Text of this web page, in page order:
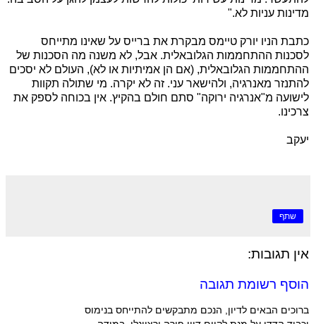
מדינות עניות לא."
כתבת הניו יורק טיימס מבקרת את ברייס על שאינו מתייחס
לסכנות ההתחממות הגלובאלית. אבל, לא משנה מה הסכנות של
ההתחממות הגלובאלית, (אם הן אמיתיות או לא), העולם לא יסכים
להתנזר מאנרגיה, ולהישאר עני. זה לא יקרה. מי שתולה תקוות
לישועה מ"אנרגיה ירוקה" סתם חולם בהקיץ. אין בכוחה לספק את
צרכינו.
יעקב
שתף
אין תגובות:
הוסף רשומת תגובה
ברוכים הבאים לדיון, הנכם מתבקשים להתייחס בנימוס